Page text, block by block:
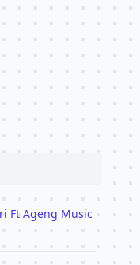
Ft Ageng Music